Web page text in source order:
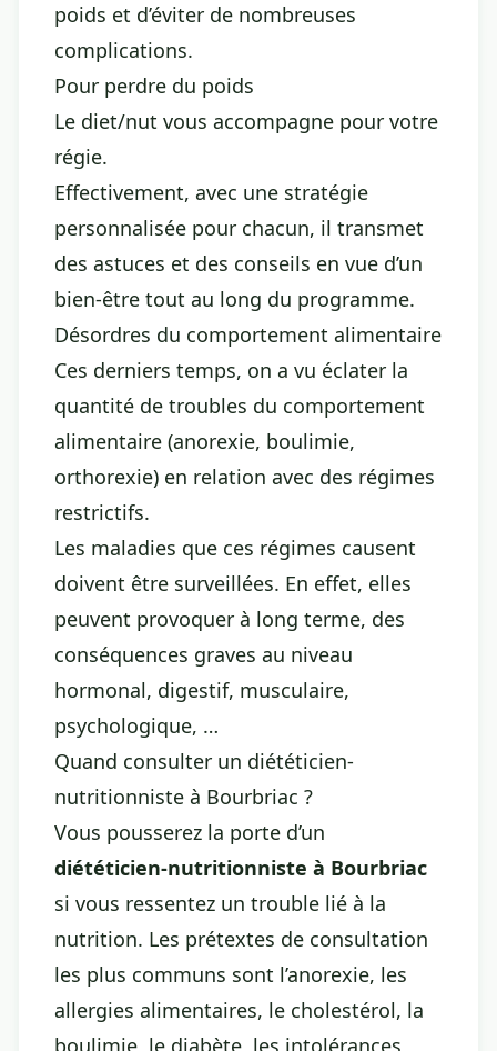
poids et d’éviter de nombreuses
complications.
Pour perdre du poids
Le diet/nut vous accompagne pour votre
régie.
Effectivement, avec une stratégie
personnalisée pour chacun, il transmet
des astuces et des conseils en vue d’un
bien-être tout au long du programme.
Désordres du comportement alimentaire
Ces derniers temps, on a vu éclater la
quantité de troubles du comportement
alimentaire (anorexie, boulimie,
orthorexie) en relation avec des régimes
restrictifs.
Les maladies que ces régimes causent
doivent être surveillées. En effet, elles
peuvent provoquer à long terme, des
conséquences graves au niveau
hormonal, digestif, musculaire,
psychologique, …
Quand consulter un diététicien-
nutritionniste à Bourbriac ?
Vous pousserez la porte d’un
diététicien-nutritionniste à Bourbriac
si vous ressentez un trouble lié à la
nutrition. Les prétextes de consultation
les plus communs sont l’anorexie, les
allergies alimentaires, le cholestérol, la
boulimie, le diabète, les intolérances